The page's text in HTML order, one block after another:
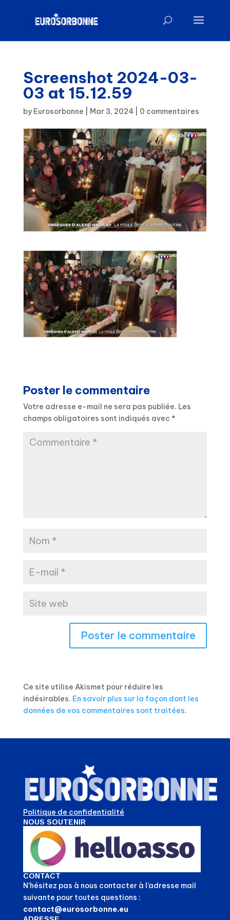
Screenshot 2024-03-
03 at 15.12.59
by Eurosorbonne Mar 3, 2024| 0 commentaires
Poster le commentaire
Votre adresse e-mail ne sera pas publiée. Les
champs obligatoires sont indiqués avec *
Ce site utilise Akismet pour réduire les
indésirables. En savoir plus sur la façon dont les
données de vos commentaires sont traitées.
Politique de confidentialité
NOUS SOUTENIR
CONTACT
N’hésitez pas à nous contacter à l’adresse mail
suivante pour toutes questions :
contact@eurosorbonne.eu